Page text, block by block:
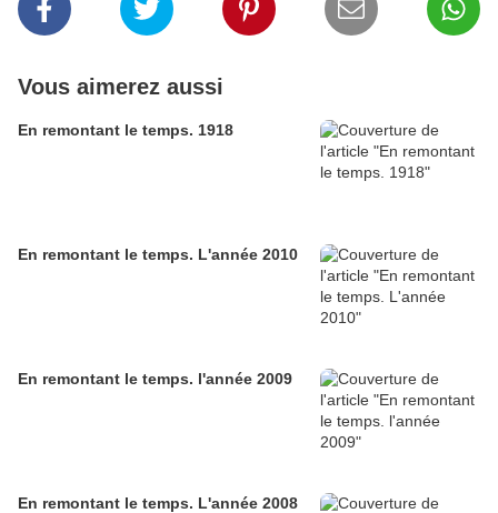
Vous aimerez aussi
En remontant le temps. 1918
En remontant le temps. L'année 2010
En remontant le temps. l'année 2009
En remontant le temps. L'année 2008